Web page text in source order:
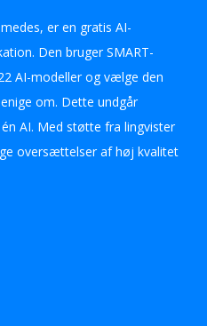
er en gratis AI-
Den bruger SMART-
AI-modeller og vælge den
om. Dette undgår
AI. Med støtte fra lingvister
oversættelser af høj kvalitet